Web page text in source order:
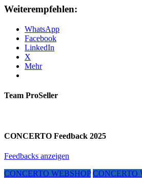
Weiterempfehlen:
WhatsApp
Facebook
LinkedIn
X
Mehr
Team ProSeller
CONCERTO Feedback 2025
Feedbacks anzeigen
CONCERTO WEBSHOP CONCERTO